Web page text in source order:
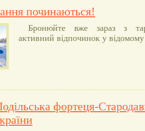
починаються!
Бронюйте вже зараз з
активний відпочинок у
фортеця-